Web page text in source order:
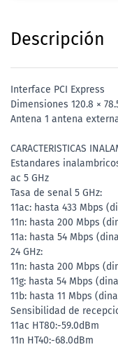
Descripción
Interface PCI Express
Dimensiones 120.8 ×
Antena 1 antena
CARACTERISTICAS
Estandares inalambricos
ac 5 GHz
Tasa de senal 5 GHz:
11ac: hasta 433 Mbps
11n: hasta 200 Mbps
11a: hasta 54 Mbps
24 GHz:
11n: hasta 200 Mbps
11g: hasta 54 Mbps
11b: hasta 11 Mbps
Sensibilidad de
11ac HT80:-59.0dBm
11n HT40:-68.0dBm